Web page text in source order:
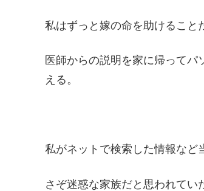
私はずっと嫁の命を助けること
医師からの説明を家に帰って
える。
私がネットで検索した情報など
さぞ迷惑な家族だと思われてい